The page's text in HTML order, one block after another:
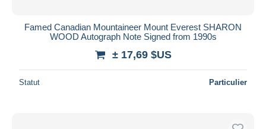
Famed Canadian Mountaineer Mount Everest SHARON
WOOD Autograph Note Signed from 1990s
± 17,69 $US
Statut Particulier